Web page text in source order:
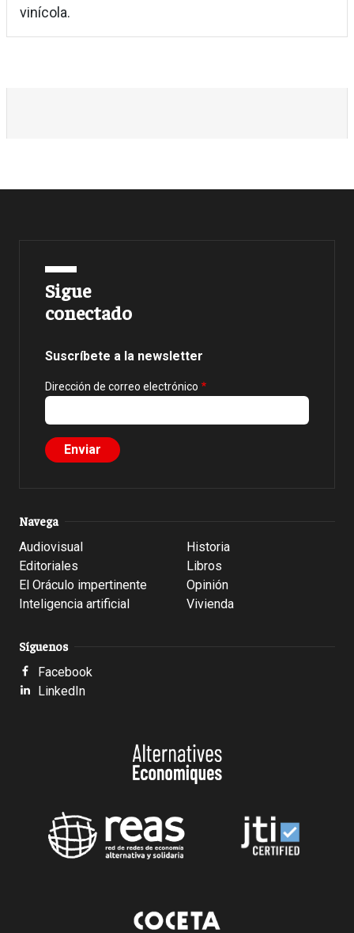
vinícola.
Sigue
conectado
Suscríbete a la newsletter
Dirección de correo electrónico
Navega
Audiovisual
Editoriales
El Oráculo impertinente
Inteligencia artificial
Historia
Libros
Opinión
Vivienda
Síguenos
Facebook
LinkedIn